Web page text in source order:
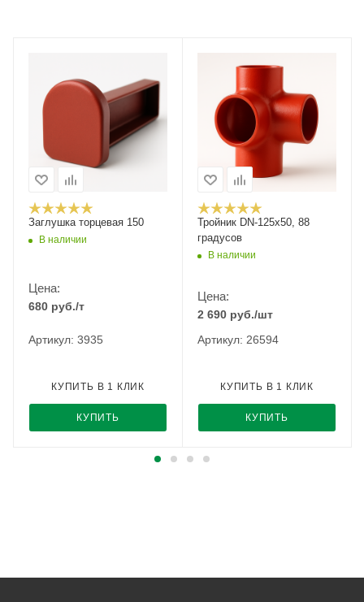
Заглушка торцевая 150
В наличии
Цена:
680 руб./т
Артикул: 3935
КУПИТЬ
КУПИТЬ В 1 КЛИК
Тройник DN-125x50, 88
градусов
В наличии
Цена:
2 690 руб./шт
Артикул: 26594
КУПИТЬ
КУПИТЬ В 1 КЛИК